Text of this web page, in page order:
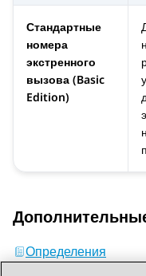
Стандартные
номера
экстренного
вызова (Basic
Edition)
Определения